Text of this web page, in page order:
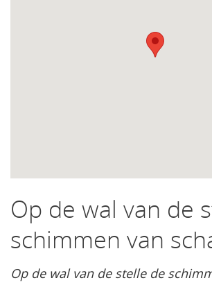
Op de wal van de
schimmen van
Op de wal van de stelle de